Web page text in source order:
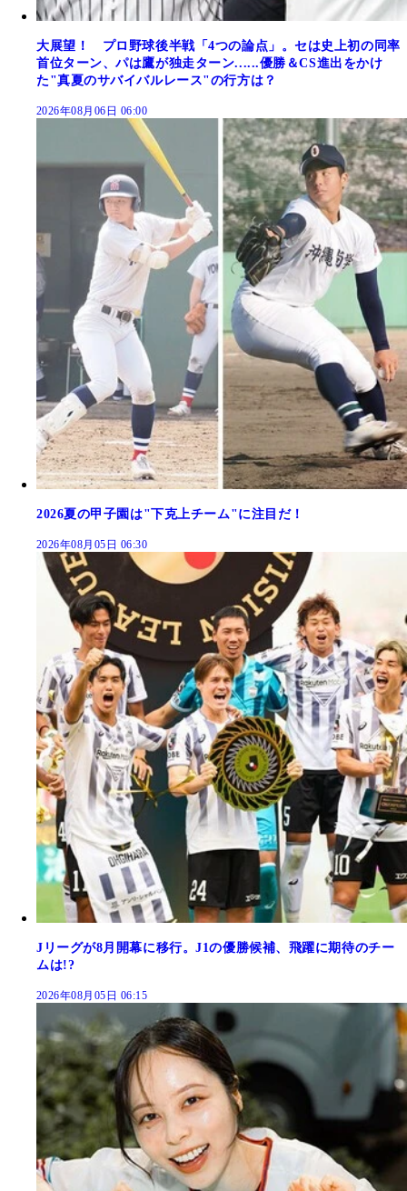
大展望！ プロ野球後半戦「4つの論点」。セは史上初の同率
首位ターン、パは鷹が独走ターン......優勝＆CS進出をかけ
た"真夏のサバイバルレース"の行方は？
2026年08月06日 06:00
2026夏の甲子園は"下克上チーム"に注目だ！
2026年08月05日 06:30
Jリーグが8月開幕に移行。J1の優勝候補、飛躍に期待のチー
ムは!?
2026年08月05日 06:15